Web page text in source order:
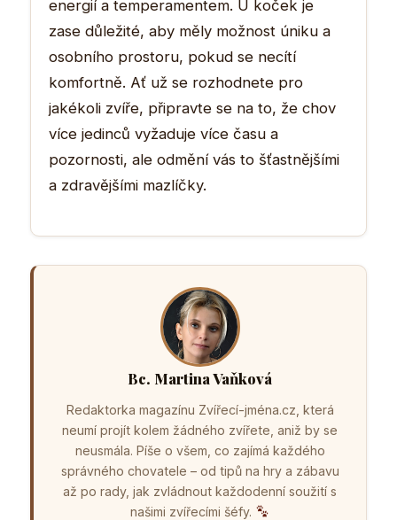
energií a temperamentem. U koček je
zase důležité, aby měly možnost úniku a
osobního prostoru, pokud se necítí
komfortně. Ať už se rozhodnete pro
jakékoli zvíře, připravte se na to, že chov
více jedinců vyžaduje více času a
pozornosti, ale odmění vás to šťastnějšími
a zdravějšími mazlíčky.
Bc. Martina Vaňková
Redaktorka magazínu Zvířecí-jména.cz, která
neumí projít kolem žádného zvířete, aniž by se
neusmála. Píše o všem, co zajímá každého
správného chovatele – od tipů na hry a zábavu
až po rady, jak zvládnout každodenní soužití s
našimi zvířecími šéfy.